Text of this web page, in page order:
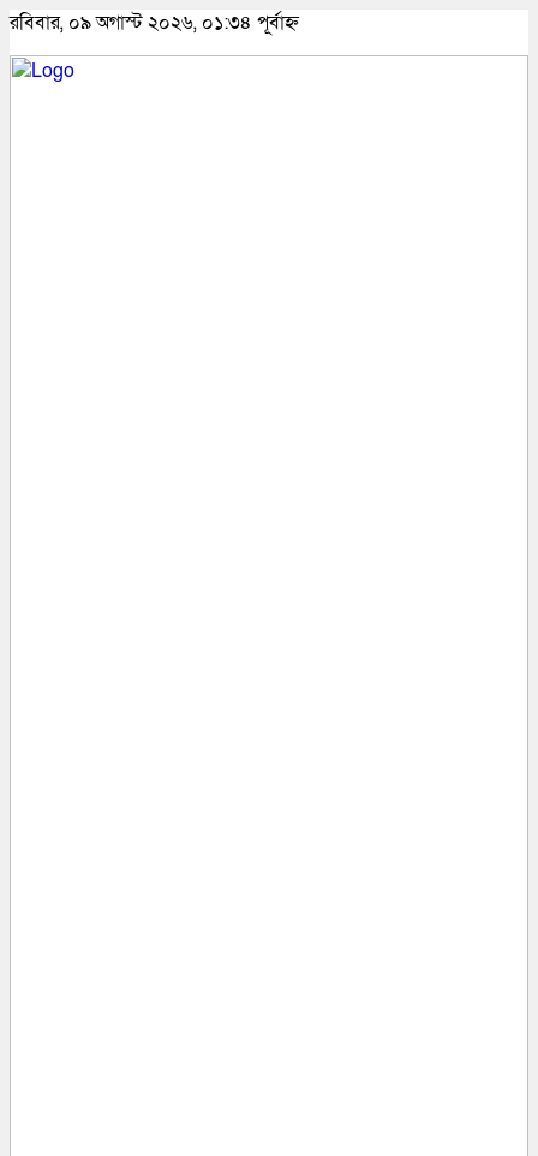
রবিবার, ০৯ অগাস্ট ২০২৬, ০১:৩৪ পূর্বাহ্ন